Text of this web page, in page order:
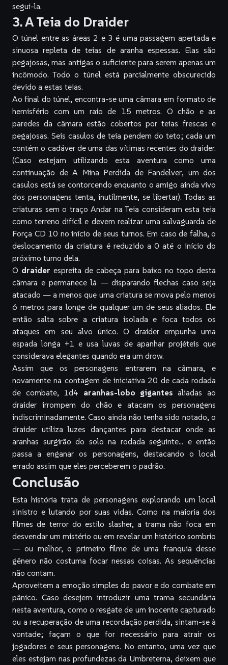
segui-la.
3. A Teia do Draider
O túnel entre as áreas 2 e 3 é uma passagem apertada e
sinuosa repleta de teias de aranha espessas. Elas são
pegajosas, mas antigas o suficiente para serem apenas um
incômodo. Todo o túnel está parcialmente obscurecido
devido a estas teias.
Ao final do túnel, encontra-se uma câmara em formato de
hemisfério com um raio de 15 metros. O chão e as
paredes da câmara estão cobertos por teias frescas e
pegajosas. Seis casulos de teia pendem do teto; cada um
contém o cadáver de uma das vítimas recentes do draider.
(Caso estejam utilizando esta aventura como uma
continuação de A Mina Perdida de Fandelver, um dos
casulos está se contorcendo enquanto o amigo ainda vivo
dos personagens tenta, inutilmente, se libertar). Todas as
criaturas sem o traço Andar na Teia consideram esta teia
como terreno difícil e devem realizar uma salvaguarda de
Força CD 10 no início de seus turnos. Em caso de falha, o
deslocamento da criatura é reduzido a 0 até o início do
próximo turno dela.
O draider espreita de cabeça para baixo no topo desta
câmara e permanece lá — disparando flechas caso seja
atacado — a menos que uma criatura se mova pelo menos
6 metros para longe de qualquer um de seus aliados. Ele
então salta sobre a criatura isolada e foca todos os
ataques em seu alvo único. O draider empunha uma
espada longa +1 e usaluvas de apanhar projéteis que
considerava elegantes quando era um drow.
Assim que os personagens entrarem na câmara, e
novamente na contagem de iniciativa 20 de cada rodada
de combate, 1d4 aranhas-lobo gigantes aliadas ao
draider irrompem do chão e atacam os personagens
indiscriminadamente. Caso ainda não tenha sido notado, o
draider utilizaluzes dançantes para destacar onde as
aranhas surgirão do solo na rodada seguinte… e então
passa a enganar os personagens, destacando o local
errado assim que eles perceberem o padrão.
Conclusão
Esta história trata de personagens explorando um local
sinistro e lutando por suas vidas. Como na maioria dos
filmes de terror do estilo slasher, a trama não foca em
desvendar um mistério ou em revelar um histórico sombrio
— ou melhor, o primeiro filme de uma franquia desse
gênero não costuma focar nessas coisas. As sequências
não contam.
Aproveitem a emoção simples do pavor e do combate em
pânico. Caso desejem introduzir uma trama secundária
nesta aventura, como o resgate de um inocente capturado
ou a recuperação de uma recordação perdida, sintam-se à
vontade; façam o que for necessário para atrair os
jogadores e seus personagens. No entanto, uma vez que
eles estejam nas profundezas da Umbreterna, deixem que